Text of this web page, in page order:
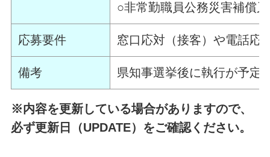
○非常勤職員公務災害補償
応募要件 窓口応対（接客）や電話応
備考 県知事選挙後に執行が予定
※内容を更新している場合がありますので、
必ず更新日（UPDATE）をご確認ください。